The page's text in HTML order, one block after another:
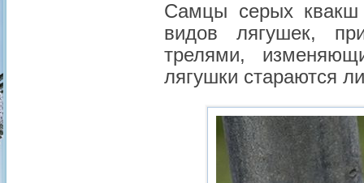
Самцы серых квакш
видов лягушек,
трелями,
лягушки стараются